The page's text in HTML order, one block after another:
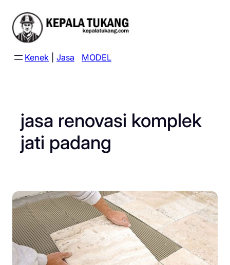
content
Kenek Jasa MODEL
jasa renovasi komplek
jati padang